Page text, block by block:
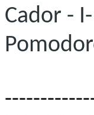
Cador -